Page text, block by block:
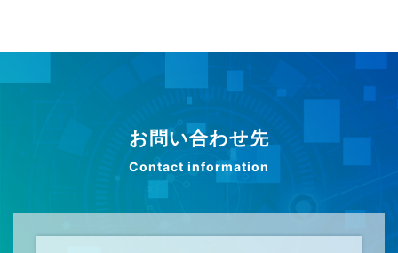
お問い合わせ先
Contact information